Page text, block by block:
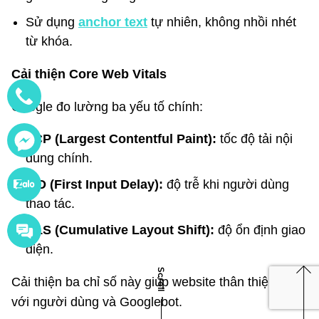
Sử dụng anchor text tự nhiên, không nhồi nhét
từ khóa.
Cải thiện Core Web Vitals
Google đo lường ba yếu tố chính:
LCP (Largest Contentful Paint): tốc độ tải nội
dung chính.
FID (First Input Delay): độ trễ khi người dùng
thao tác.
CLS (Cumulative Layout Shift): độ ổn định giao
diện.
Cải thiện ba chỉ số này giúp website thân thiện hơn
với người dùng và Googlebot.
Scroll